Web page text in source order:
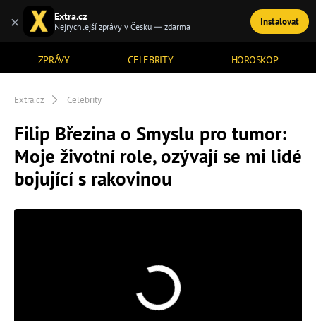
ZPRÁVY CELEBRITY HOROSKOP
TÉMATA
Extra.cz Celebrity
Filip Březina o Smyslu pro tumor:
Moje životní role, ozývají se mi lidé
bojující s rakovinou
× Extra.cz
Nejrychlejší zprávy v Česku — zdarma Instalovat